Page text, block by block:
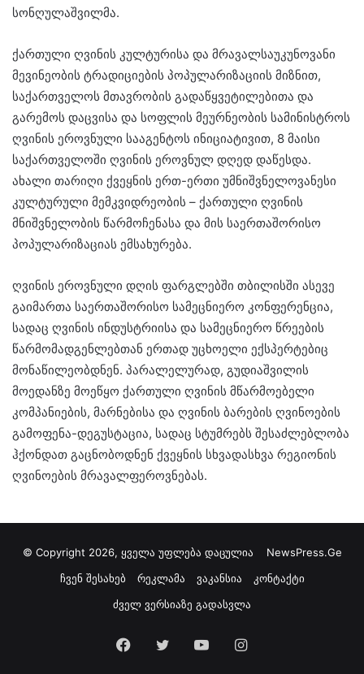
სონღულაშვილმა.
ქართული ღვინის კულტურისა და მრავალსაუკუნოვანი
მევინეობის ტრადიციების პოპულარიზაციის მიზნით,
საქართველოს მთავრობის გადაწყვეტილებითა და
გარემოს დაცვისა და სოფლის მეურნეობის სამინისტროს
ღვინის ეროვნული სააგენტოს ინიციატივით, 8 მაისი
საქართველოში ღვინის ეროვნულ დღედ დაწესდა.
ახალი თარიღი ქვეყნის ერთ-ერთი უმნიშვნელოვანესი
კულტურული მემკვიდრეობის – ქართული ღვინის
მნიშვნელობის წარმოჩენასა და მის საერთაშორისო
პოპულარიზაციას ემსახურება.
ღვინის ეროვნული დღის ფარგლებში თბილისში ასევე
გაიმართა საერთაშორისო სამეცნიერო კონფერენცია,
სადაც ღვინის ინდუსტრიისა და სამეცნიერო წრეების
წარმომადგენლებთან ერთად უცხოელი ექსპერტებიც
მონაწილეობდნენ. პარალელურად, გუდიაშვილის
მოედანზე მოეწყო ქართული ღვინის მწარმოებელი
კომპანიების, მარნებისა და ღვინის ბარების ღვინოების
გამოფენა-დეგუსტაცია, სადაც სტუმრებს შესაძლებლობა
ჰქონდათ გაცნობოდნენ ქვეყნის სხვადასხვა რეგიონის
ღვინოების მრავალფეროვნებას.
© Copyright 2026, ყველა უფლება დაცულია NewsPress.Ge
ჩვენ შესახებ
რეკლამა ვაკანსია
კონტაქტი
ძველ ვერსიაზე გადასვლა
Facebook
TwitterYouTubeInstagram